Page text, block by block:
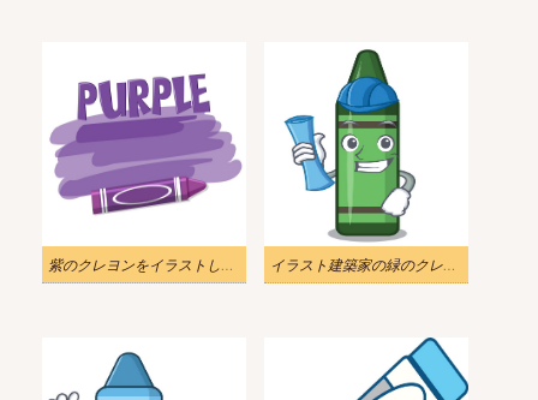
紫のクレヨンをイラストします イラスト建築家の緑のクレヨン